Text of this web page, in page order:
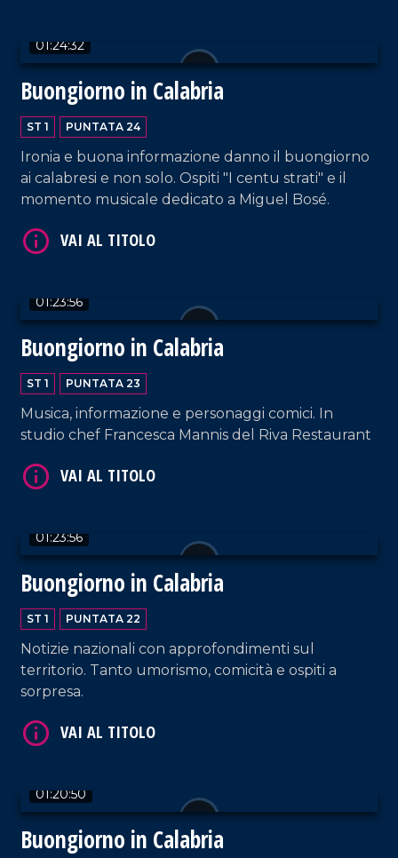
01:24:32
Buongiorno in Calabria
ST 1 PUNTATA 24
Ironia e buona informazione danno il buongiorno
ai calabresi e non solo. Ospiti "I centu strati" e il
momento musicale dedicato a Miguel Bosé.
01:23:56
Buongiorno in Calabria
ST 1 PUNTATA 23
Musica, informazione e personaggi comici. In
studio chef Francesca Mannis del Riva Restaurant
01:23:56
Buongiorno in Calabria
ST 1 PUNTATA 22
Notizie nazionali con approfondimenti sul
territorio. Tanto umorismo, comicità e ospiti a
sorpresa.
01:20:50
Buongiorno in Calabria
VAI AL TITOLO
VAI AL TITOLO
VAI AL TITOLO